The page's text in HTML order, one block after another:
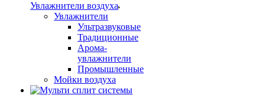
Увлажнители воздуха
Увлажнители
Ультразвуковые
Традиционные
Арома-
увлажнители
Промышленные
Мойки воздуха